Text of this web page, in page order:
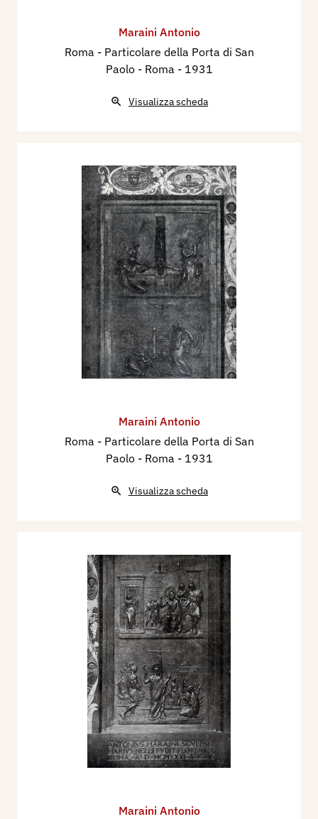
Maraini Antonio
Roma - Particolare della Porta di San
Paolo - Roma - 1931
Visualizza scheda
Maraini Antonio
Roma - Particolare della Porta di San
Paolo - Roma - 1931
Visualizza scheda
Maraini Antonio